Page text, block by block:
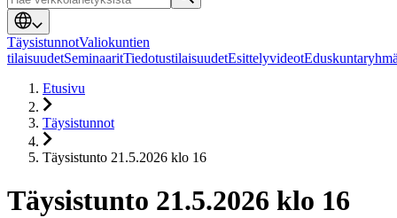
TäysistunnotValiokuntien
tilaisuudetSeminaaritTiedotustilaisuudetEsittelyvideot
Etusivu
Täysistunnot
Täysistunto 21.5.2026 klo 16
Täysistunto 21.5.2026 klo 16